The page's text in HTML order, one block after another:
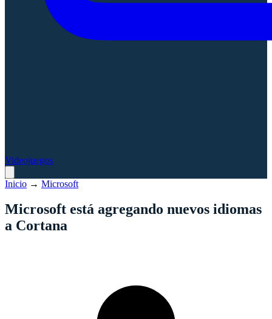
Videojuegos
Inicio → Microsoft
Microsoft está agregando nuevos idiomas
a Cortana